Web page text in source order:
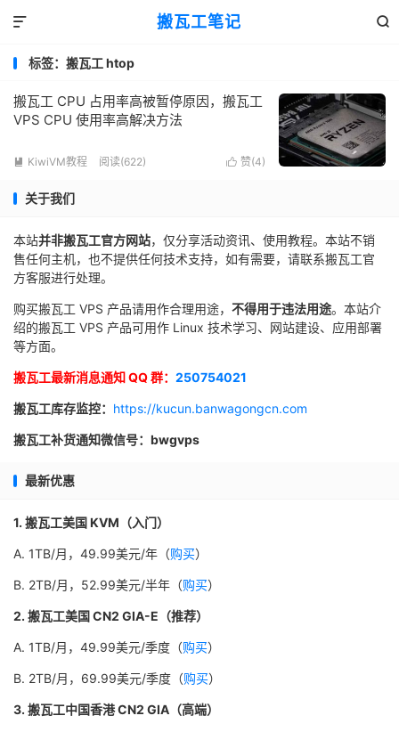
搬瓦工笔记 

标签：搬瓦工 htop
搬瓦工 CPU 占用率高被暂停原因，搬瓦工
VPS CPU 使用率高解决方法
 KiwiVM教程 阅读(622)  赞(4)
关于我们
本站并非搬瓦工官方网站，仅分享活动资讯、使用教程。本站不销
售任何主机，也不提供任何技术支持，如有需要，请联系搬瓦工官
方客服进行处理。
购买搬瓦工 VPS 产品请用作合理用途， 不得用于违法用途。本站介
绍的搬瓦工 VPS 产品可用作 Linux 技术学习、网站建设、应用部署
等方面。
搬瓦工最新消息通知 QQ 群： 250754021
搬瓦工库存监控： https://kucun.banwagongcn.com
搬瓦工补货通知微信号：bwgvps
最新优惠
1. 搬瓦工美国 KVM（入门）
A. 1TB/月，49.99美元/年（购买）
B. 2TB/月，52.99美元/半年（购买）
2. 搬瓦工美国 CN2 GIA-E（推荐）
A. 1TB/月，49.99美元/季度（购买）
B. 2TB/月，69.99美元/季度（购买）
3. 搬瓦工中国香港 CN2 GIA（高端）